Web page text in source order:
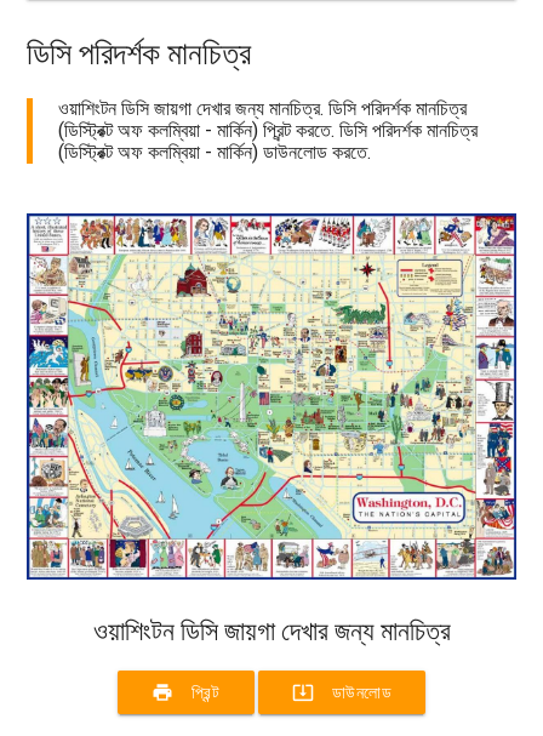
ডিসি পরিদর্শক মানচিত্র
ওয়াশিংটন ডিসি জায়গা দেখার জন্য মানচিত্র. ডিসি পরিদর্শক মানচিত্র
(ডিস্ট্রিক্ট অফ কলম্বিয়া - মার্কিন) প্রিন্ট করতে. ডিসি পরিদর্শক মানচিত্র
(ডিস্ট্রিক্ট অফ কলম্বিয়া - মার্কিন) ডাউনলোড করতে.
ওয়াশিংটন ডিসি জায়গা দেখার জন্য মানচিত্র
print প্রিন্ট system_update_alt ডাউনলোড